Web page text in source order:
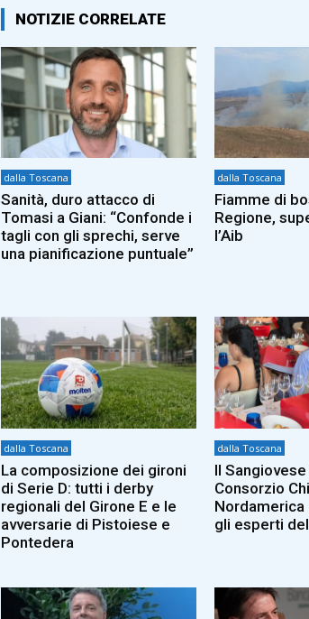
NOTIZIE CORRELATE
dalla Toscana
Sanità, duro attacco di
Tomasi a Giani: “Confonde i
tagli con gli sprechi, serve
una pianificazione puntuale”
dalla Toscana
Fiamme di
Regione,
l’Aib
dalla Toscana
La composizione dei gironi
di Serie D: tutti i derby
regionali del Girone E e le
avversarie di Pistoiese e
Pontedera
dalla Toscana
Il Sangiovese
Consorzio
gli esperti